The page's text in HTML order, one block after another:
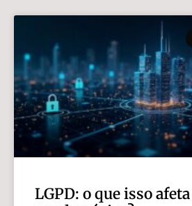
LGPD: o que isso